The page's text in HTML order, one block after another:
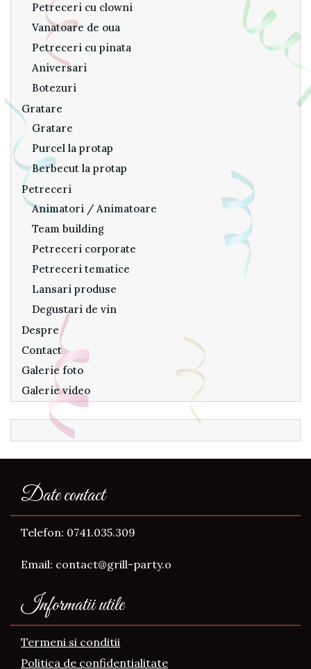
Petreceri cu clowni
Vanatoare de oua
Petreceri cu pinata
Aniversari
Botezuri
Gratare
Gratare
Purcel la protap
Berbecut la protap
Petreceri
Animatori / Animatoare
Team building
Petreceri corporate
Petreceri tematice
Lansari produse
Degustari de vin
Despre
Contact
Galerie foto
Galerie video
Date contact
Telefon: 0741.035.309
Email: contact@grill-party.o
Informatii utile
Termeni si conditii
Politica de confidentialitate